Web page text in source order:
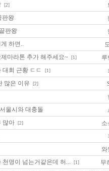
[2]
판왕
판왕
하면..
마라톤 추가 해주세요~ [1] 루
대회 근황 ㄷㄷ [1]
많은 이유 [2]
울시와 대충돌
많아 [2] 소
와
명이 넘는거같은데 허... [1] 무